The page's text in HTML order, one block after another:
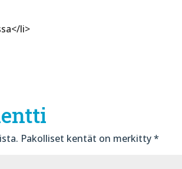
li>
Pakolliset kentät on merkitty*